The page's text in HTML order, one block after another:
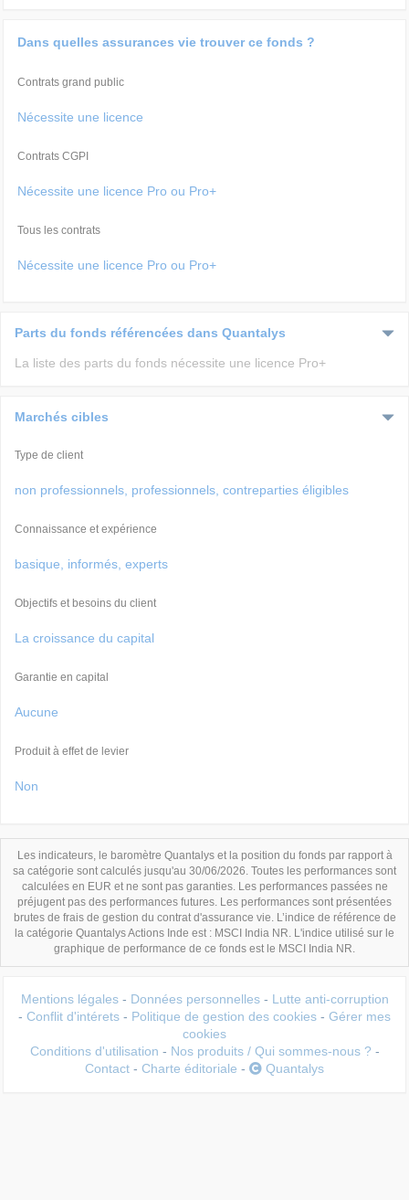
Dans quelles assurances vie trouver ce fonds ?
Contrats grand public
Nécessite une licence
Contrats CGPI
Nécessite une licence Pro ou Pro+
Tous les contrats
Nécessite une licence Pro ou Pro+
Parts du fonds référencées dans Quantalys
La liste des parts du fonds nécessite une licence Pro+
Marchés cibles
Type de client
non professionnels, professionnels, contreparties éligibles
Connaissance et expérience
basique, informés, experts
Objectifs et besoins du client
La croissance du capital
Garantie en capital
Aucune
Produit à effet de levier
Non
Les indicateurs, le baromètre Quantalys et la position du fonds par rapport à
sa catégorie sont calculés jusqu'au 30/06/2026. Toutes les performances sont
calculées en EUR et ne sont pas garanties. Les performances passées ne
préjugent pas des performances futures. Les performances sont présentées
brutes de frais de gestion du contrat d'assurance vie. L’indice de référence de
la catégorie Quantalys Actions Inde est : MSCI India NR. L'indice utilisé sur le
graphique de performance de ce fonds est le MSCI India NR.
Mentions légales - Données personnelles - Lutte anti-corruption
- Conflit d'intérets - Politique de gestion des cookies - Gérer mes
cookies
Conditions d'utilisation - Nos produits / Qui sommes-nous ? -
Contact - Charte éditoriale - Quantalys